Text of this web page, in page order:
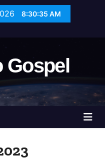
8:30:35 AM
Gospel